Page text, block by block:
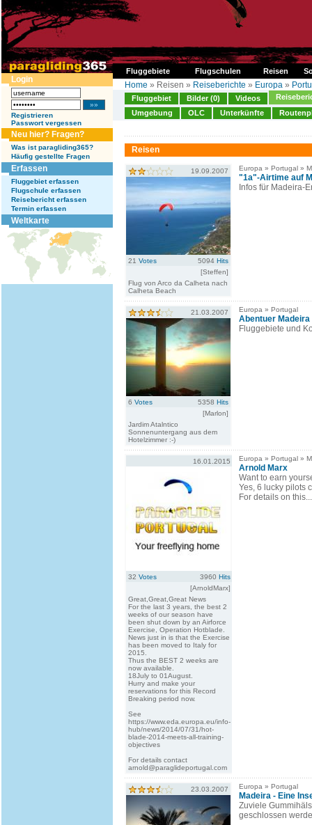
Fluggebiete Flugschulen Reisen
Login
Registrieren
Passwort vergessen
Neu hier? Fragen?
Was ist paragliding365?
Häufig gestellte Fragen
Erfassen
Fluggebiet erfassen
Flugschule erfassen
Reisebericht erfassen
Termin erfassen
Weltkarte
Home » Reisen » Reiseberichte » Europa »
Fluggebiet Bilder (0) Videos
Umgebung
OLC Unterkünfte
Reisen
19.09.2007
21 Votes 5094 Hits
[Steffen]
Flug von Arco da Calheta nach
Calheta Beach
Europa » Portugal »
"1a"-Airtime auf
Infos für Madeira-
21.03.2007
6 Votes 5358 Hits
[Marlon]
Jardim Atalntico
Sonnenuntergang aus dem
Hotelzimmer :-)
Europa » Portugal
Abentuer Madeira
Fluggebiete und
16.01.2015
32 Votes 3960 Hits
[ArnoldMarx]
Great,Great,Great News
For the last 3 years, the best 2
weeks of our season have
been shut down by an Airforce
Exercise, Operation Hotblade.
News just in is that the Exercise
has been moved to Italy for
2015.
Thus the BEST 2 weeks are
now available.
18July to 01August.
Hurry and make your
reservations for this Record
Breaking period now.
See
https://www.eda.europa.eu/info-
hub/news/2014/07/31/hot-
blade-2014-meets-all-training-
objectives
For details contact
arnold@paraglideportugal.com
Europa » Portugal »
Arnold Marx
Want to earn
Yes, 6 lucky pilots
For details on this...
23.03.2007 Europa » Portugal
Madeira - Eine
Zuviele
geschlossen